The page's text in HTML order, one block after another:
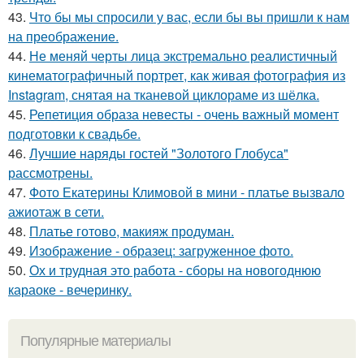
43. Что бы мы спросили у вас, если бы вы пришли к нам
на преображение.
44. Не меняй черты лица экстремально реалистичный
кинематографичный портрет, как живая фотография из
Instagram, снятая на тканевой циклораме из шёлка.
45. Репетиция образа невесты - очень важный момент
подготовки к свадьбе.
46. Лучшие наряды гостей "Золотого Глобуса"
рассмотрены.
47. Фото Екатерины Климовой в мини - платье вызвало
ажиотаж в сети.
48. Платье готово, макияж продуман.
49. Изображение - образец: загруженное фото.
50. Ох и трудная это работа - сборы на новогоднюю
караоке - вечеринку.
Популярные материалы